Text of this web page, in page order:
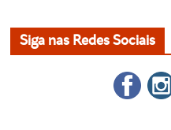
Siga nas Redes Sociais